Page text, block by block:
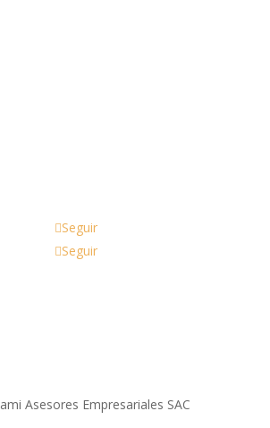
Seguir
Seguir
Asesores Empresariales SAC